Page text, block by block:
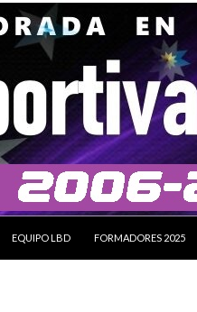
EQUIPO LBD FORMADORES 2025